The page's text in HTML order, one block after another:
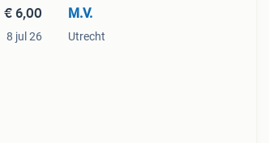
€ 6,00
8 jul 26
M.V.
Utrecht